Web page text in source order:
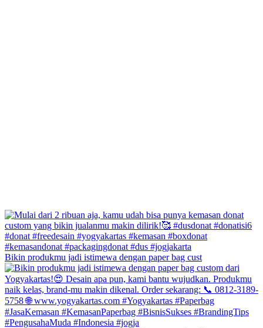
Bikin produkmu jadi istimewa dengan paper bag cust